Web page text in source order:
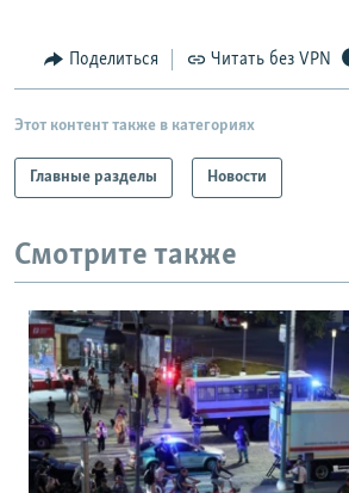
Поделиться Читать без VPN
Этот контент также в категориях
Главные разделы Новости
Смотрите также